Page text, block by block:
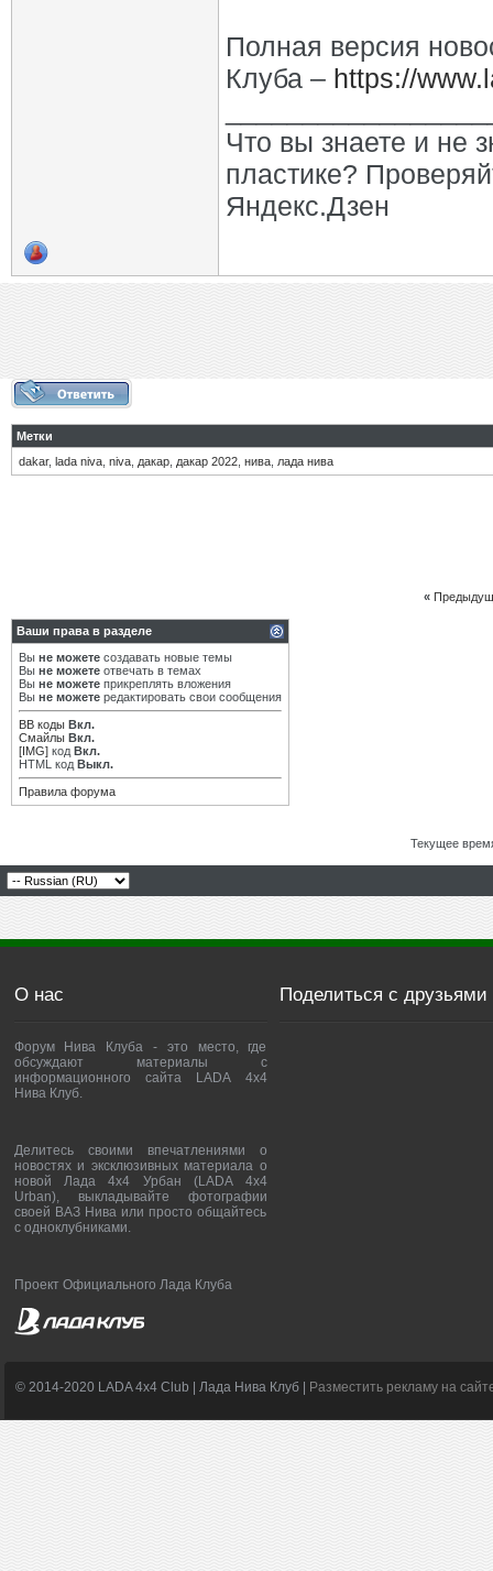
Полная версия
Клуба – https://
Что вы знаете и не
пластике?
Яндекс.Дзен
Метки
dakar, lada niva niva дакар дакар 2022 нива лада нива
«
Ваши права в разделе
Вы не можете создавать новые темы
Вы не можете отвечать в темах
Вы не можете прикреплять вложения
Вы не можете редактировать свои сообщения
BB коды Вкл.
Смайлы Вкл.
[IMG] код Вкл.
HTML код Выкл.
Правила форума
Текущее
О нас
Форум Нива Клуба - это место, где
обсуждают материалы с
информационного сайта LADA 4x4
Нива Клуб.
Делитесь своими впечатлениями о
новостях и эксклюзивных материала о
новой Лада 4х4 Урбан (LADA 4x4
Urban), выкладывайте фотографии
своей ВАЗ Нива или просто общайтесь
с одноклубниками.
Проект Официального Лада Клуба
Поделиться с друзьями
© 2014-2020 LADA 4x4 Club | Лада Нива Клуб | Разместить рекламу на